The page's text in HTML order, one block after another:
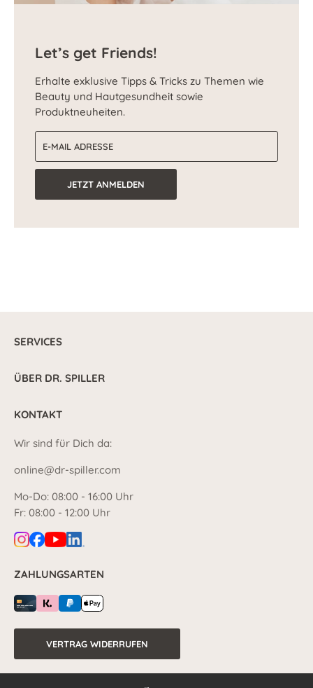
Let’s get Friends!
Erhalte exklusive Tipps & Tricks zu Themen wie
Beauty und Hautgesundheit sowie
Produktneuheiten.
JETZT ANMELDEN
SERVICES
ÜBER DR. SPILLER
KONTAKT
Wir sind für Dich da:
online@dr-spiller.com
Mo-Do: 08:00 - 16:00 Uhr
Fr: 08:00 - 12:00 Uhr
ZAHLUNGSARTEN
VERTRAG WIDERRUFEN